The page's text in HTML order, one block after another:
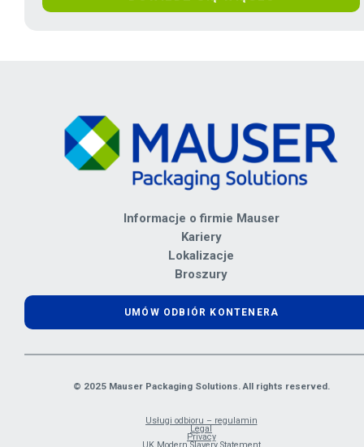
Informacje o firmie Mauser
Kariery
Lokalizacje
Broszury
UMÓW ODBIÓR KONTENERA
© 2025 Mauser Packaging Solutions. All rights reserved.
Usługi odbioru – regulamin
Legal
Privacy